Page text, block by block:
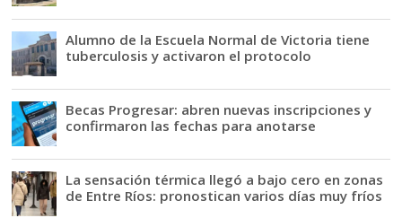
Alumno de la Escuela Normal de Victoria tiene
tuberculosis y activaron el protocolo
Becas Progresar: abren nuevas inscripciones y
confirmaron las fechas para anotarse
La sensación térmica llegó a bajo cero en zonas
de Entre Ríos: pronostican varios días muy fríos